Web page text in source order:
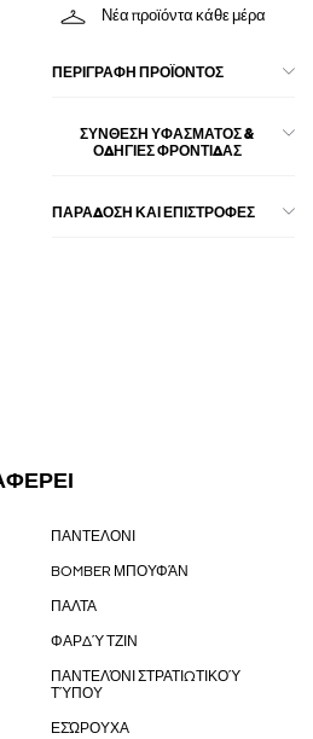
Νέα προϊόντα κάθε μέρα
ΠΕΡΙΓΡΑΦΉ ΠΡΟΪΌΝΤΟΣ
ΣΎΝΘΕΣΗ ΥΦΆΣΜΑΤΟΣ &
ΟΔΗΓΊΕΣ ΦΡΟΝΤΊΔΑΣ
ΠΑΡΑΔΟΣΗ ΚΑΙ ΕΠΙΣΤΡΟΦΕΣ
ΠΑΝΤΕΛΟΝΙ
BOMBER ΜΠΟΥΦΆΝ
ΠΑΛΤΑ
ΦΑΡΔΎ ΤΖΙΝ
ΠΑΝΤΕΛΌΝΙ ΣΤΡΑΤΙΩΤΙΚΟΎ
ΤΎΠΟΥ
ΕΣΏΡΟΥΧΑ